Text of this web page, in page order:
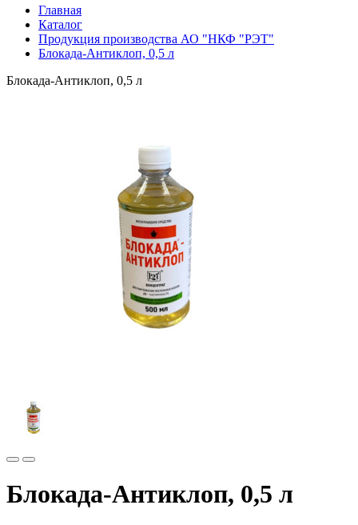
Главная
Каталог
Продукция производства АО "НКФ "РЭТ"
Блокада-Антиклоп, 0,5 л
Блокада-Антиклоп, 0,5 л
Блокада-Антиклоп, 0,5 л